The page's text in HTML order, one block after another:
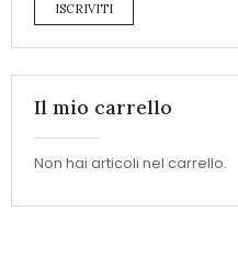
ISCRIVITI
Il mio carrello
Non hai articoli nel carrello.